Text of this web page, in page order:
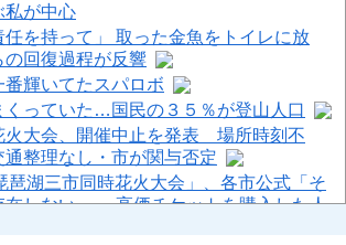
私が中心
を持って」 取った金魚をトイレに放
回復過程が反響
輝いてたスパロボ
くっていた…国民の３５％が登山人口
火大会、開催中止を発表 場所時刻不
整理なし・市が関与否定
琶湖三市同時花火大会」、各市公式「そ
在しない」→ 高価チケットを購入した人